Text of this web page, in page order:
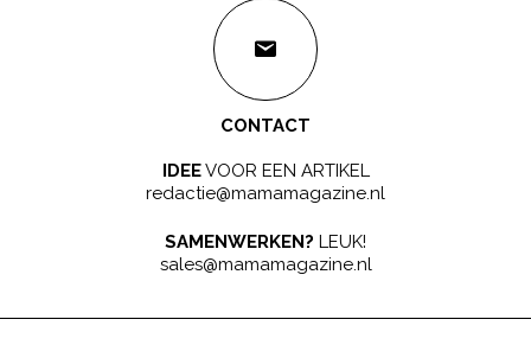
CONTACT
IDEEVOOR EEN ARTIKEL
redactie@mamamagazine.nl
SAMENWERKEN? LEUK!
sales@mamamagazine.nl